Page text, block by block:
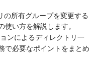
の所有グループを変更する
使い方を解説します。
ンによるディレクトリ一
で必要なポイントをまとめ